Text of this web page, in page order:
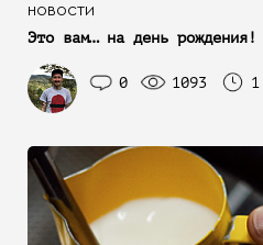
НОВОСТИ
Это вам… на день рождения!
0 1093